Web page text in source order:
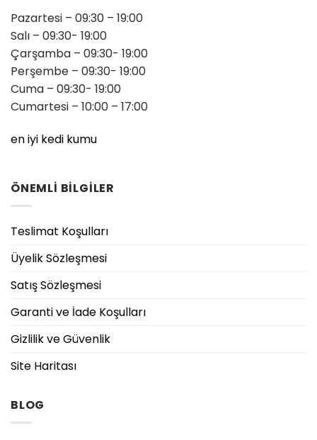
Pazartesi – 09:30 – 19:00
Salı – 09:30- 19:00
Çarşamba – 09:30- 19:00
Perşembe – 09:30- 19:00
Cuma – 09:30- 19:00
Cumartesi – 10:00 – 17:00
en iyi kedi kumu
ÖNEMLİ BİLGİLER
Teslimat Koşulları
Üyelik Sözleşmesi
Satış Sözleşmesi
Garanti ve İade Koşulları
Gizlilik ve Güvenlik
Site Haritası
BLOG